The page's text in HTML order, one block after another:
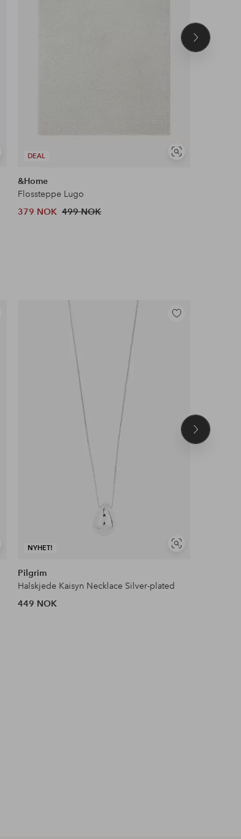
DEAL
Vis
&Home
Flossteppe Lugo
379 NOK 499 NOK
Neste
NYHET!
Vis
Legg
Pilgrim
Halskjede Kaisyn Necklace Silver-plated
449 NOK
Neste